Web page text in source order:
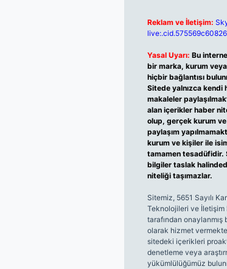
Reklam ve İletişim:
Yasal Uyarı: Bu
bir marka, kurum
hiçbir bağlantısı
Sitede yalnızca kendi
makaleler
alan içerikler haber
olup, gerçek kurum
paylaşım
kurum ve kişiler ile
tamamen tesadüfidir.
bilgiler taslak
niteliği taşımazlar.
Sitemiz, 5651 Sayılı
Teknolojileri ve İletişim
tarafından onaylanmış
olarak hizmet
sitedeki içerikleri
denetleme veya
yükümlülüğümüz